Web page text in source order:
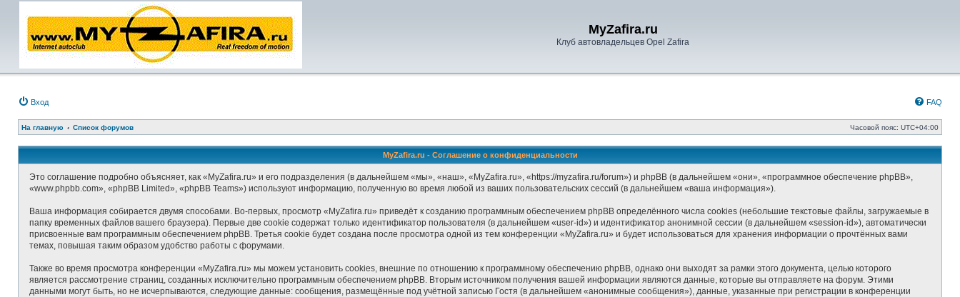
MyZafira.ru
Клуб автовладельцев Opel Zafira
Вход FAQ
На главную Список форумов Часовой пояс: UTC+04:00
MyZafira.ru - Соглашение о конфиденциальности
Это соглашение подробно объясняет, как «MyZafira.ru» и его подразделения (в дальнейшем «мы», «наш», «MyZafira.ru», «https://myzafira.ru/forum») и phpBB (в дальнейшем «они», «программное обеспечение phpBB»,
«www.phpbb.com», «phpBB Limited», «phpBB Teams») используют информацию, полученную во время любой из ваших пользовательских сессий (в дальнейшем «ваша информация»).
Ваша информация собирается двумя способами. Во-первых, просмотр «MyZafira.ru» приведёт к созданию программным обеспечением phpBB определённого числа cookies (небольшие текстовые файлы, загружаемые в
папку временных файлов вашего браузера). Первые две cookie содержат только идентификатор пользователя (в дальнейшем «user-id») и идентификатор анонимной сессии (в дальнейшем «session-id»), автоматически
присвоенные вам программным обеспечением phpBB. Третья cookie будет создана после просмотра одной из тем конференции «MyZafira.ru» и будет использоваться для хранения информации о прочтённых вами
темах, повышая таким образом удобство работы с форумами.
Также во время просмотра конференции «MyZafira.ru» мы можем установить cookies, внешние по отношению к программному обеспечению phpBB, однако они выходят за рамки этого документа, целью которого
является рассмотрение страниц, созданных исключительно программным обеспечением phpBB. Вторым источником получения вашей информации являются данные, которые вы отправляете на форум. Этими
данными могут быть, но не исчерпываются, следующие данные: сообщения, размещённые под учётной записью Гостя (в дальнейшем «анонимные сообщения»), данные, указанные при регистрации в конференции